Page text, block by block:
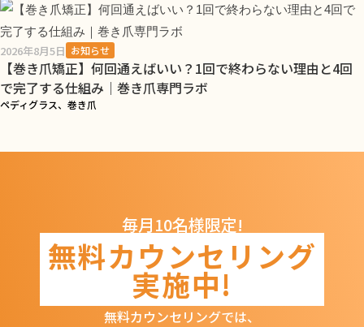
2026年8月5日 お知らせ
【巻き爪矯正】何回通えばいい？1回で終わらない理由と4回
で完了する仕組み｜巻き爪専門ラボ
ペディグラス、巻き爪
毎月10名様限定!
無料カウンセリング
実施中!
無料カウンセリングでは、